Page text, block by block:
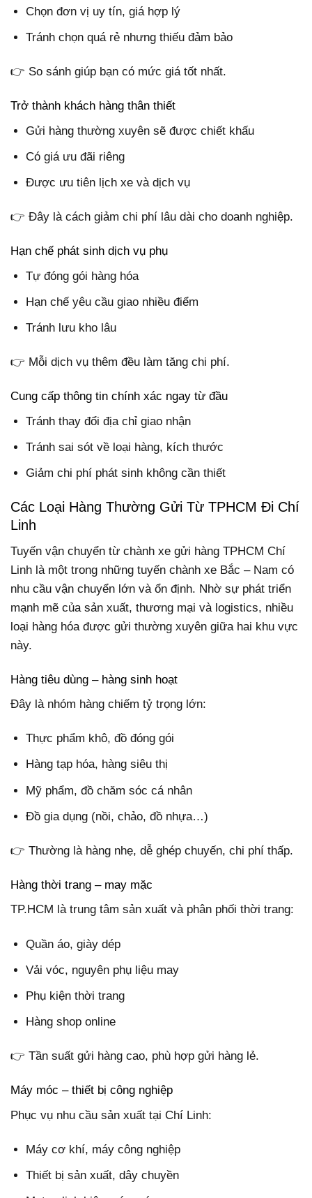
Chọn đơn vị uy tín, giá hợp lý
Tránh chọn quá rẻ nhưng thiếu đảm bảo
👉 So sánh giúp bạn có mức giá tốt nhất.
Trở thành khách hàng thân thiết
Gửi hàng thường xuyên sẽ được chiết khấu
Có giá ưu đãi riêng
Được ưu tiên lịch xe và dịch vụ
👉 Đây là cách giảm chi phí lâu dài cho doanh nghiệp.
Hạn chế phát sinh dịch vụ phụ
Tự đóng gói hàng hóa
Hạn chế yêu cầu giao nhiều điểm
Tránh lưu kho lâu
👉 Mỗi dịch vụ thêm đều làm tăng chi phí.
Cung cấp thông tin chính xác ngay từ đầu
Tránh thay đổi địa chỉ giao nhận
Tránh sai sót về loại hàng, kích thước
Giảm chi phí phát sinh không cần thiết
Các Loại Hàng Thường Gửi Từ TPHCM Đi Chí
Linh
Tuyến vận chuyển từ chành xe gửi hàng TPHCM Chí
Linh là một trong những tuyến chành xe Bắc – Nam có
nhu cầu vận chuyển lớn và ổn định. Nhờ sự phát triển
mạnh mẽ của sản xuất, thương mại và logistics, nhiều
loại hàng hóa được gửi thường xuyên giữa hai khu vực
này.
Hàng tiêu dùng – hàng sinh hoạt
Đây là nhóm hàng chiếm tỷ trọng lớn:
Thực phẩm khô, đồ đóng gói
Hàng tạp hóa, hàng siêu thị
Mỹ phẩm, đồ chăm sóc cá nhân
Đồ gia dụng (nồi, chảo, đồ nhựa…)
👉 Thường là hàng nhẹ, dễ ghép chuyến, chi phí thấp.
Hàng thời trang – may mặc
TP.HCM là trung tâm sản xuất và phân phối thời trang:
Quần áo, giày dép
Vải vóc, nguyên phụ liệu may
Phụ kiện thời trang
Hàng shop online
👉 Tần suất gửi hàng cao, phù hợp gửi hàng lẻ.
Máy móc – thiết bị công nghiệp
Phục vụ nhu cầu sản xuất tại Chí Linh:
Máy cơ khí, máy công nghiệp
Thiết bị sản xuất, dây chuyền